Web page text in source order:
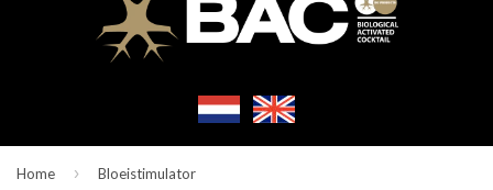
Home › Bloeistimulator